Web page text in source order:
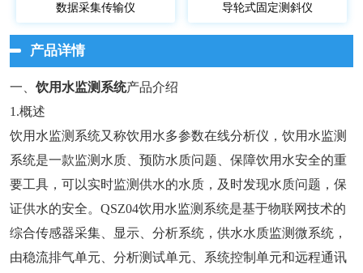
数据采集传输仪 导轮式固定测斜仪
产品详情
一、 饮用水监测系统产品介绍
1.概述
饮用水监测系统又称饮用水多参数在线分析仪，饮用水监测
系统是一款监测水质、预防水质问题、保障饮用水安全的重
要工具，可以实时监测供水的水质，及时发现水质问题，保
证供水的安全。QSZ04饮用水监测系统是基于物联网技术的
综合传感器采集、显示、分析系统，供水水质监测微系统，
由稳流排气单元、分析测试单元、系统控制单元和远程通讯